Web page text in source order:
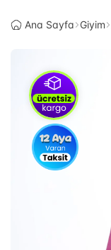
Ana Sayfa Giyim